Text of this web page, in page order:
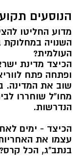
הנוסעים
מדוע החליטו
השנויה
העולמית?
הכיצד מדינת
ופתחה פתח
שוב את המדינה.
מחו"ל שוחררו
הנדרשות.
הכיצד - ימים
עצמו את
בנתב"ג, הכל קרס?